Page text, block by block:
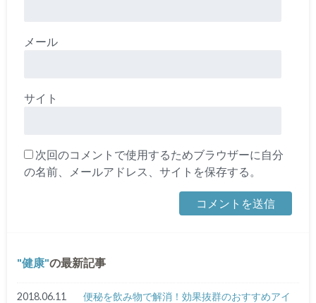
メール
サイト
次回のコメントで使用するためブラウザーに自分
の名前、メールアドレス、サイトを保存する。
健康 の最新記事
2018.06.11
便秘を飲み物で解消！効果抜群のおすすめアイ